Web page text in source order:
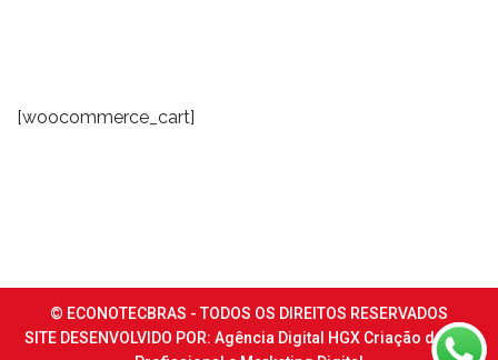
[woocommerce_cart]
© ECONOTECBRAS - TODOS OS DIREITOS RESERVADOS
SITE DESENVOLVIDO POR: Agência Digital HGX Criação de Site